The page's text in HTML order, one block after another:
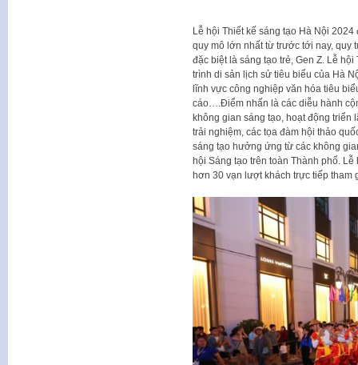
Lễ hội Thiết kế sáng tạo Hà Nội
quy mô lớn nhất từ trước tới nay, quy
đặc biệt là sáng tạo trẻ, Gen Z. Lễ
trình di sản lịch sử tiêu biểu của Hà
lĩnh vực công nghiệp văn hóa tiêu
cáo….Điểm nhấn là các diễu hành
không gian sáng tạo, hoạt động triển
trải nghiệm, các tọa đàm hội thảo
sáng tạo hưởng ứng từ các không
hội Sáng tạo trên toàn Thành phố.
hơn 30 vạn lượt khách trực tiếp tham